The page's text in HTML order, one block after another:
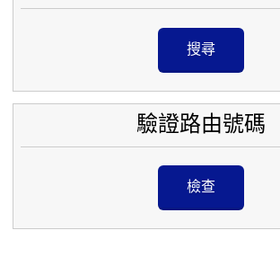
搜尋
驗證路由號碼
檢查